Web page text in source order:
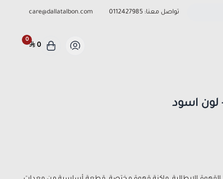
تواصل معنا: 0112427985
care@dallatalbon.com
0
0
لون اسود